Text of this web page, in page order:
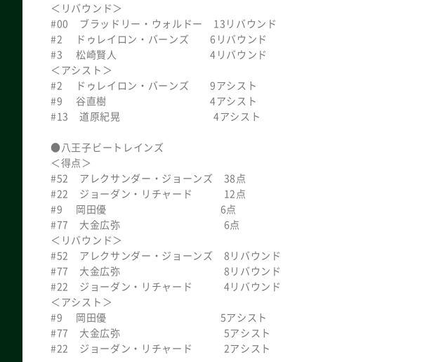
＜リバウンド＞
#00 ブラッドリー・ウォルドー 13リバウンド
#2 ドゥレイロン・バーンズ 6リバウンド
#3 松崎賢人 4リバウンド
＜アシスト＞
#2 ドゥレイロン・バーンズ 9アシスト
#9 谷直樹 4アシスト
#13 道原紀晃 4アシスト
●八王子ビートレインズ
＜得点＞
#52 アレクサンダー・ジョーンズ 38点
#22 ジョーダン・リチャード 12点
#9 岡田優 6点
#77 大金広弥 6点
＜リバウンド＞
#52 アレクサンダー・ジョーンズ 8リバウンド
#77 大金広弥 8リバウンド
#22 ジョーダン・リチャード 4リバウンド
＜アシスト＞
#9 岡田優 5アシスト
#77 大金広弥 5アシスト
#22 ジョーダン・リチャード 2アシスト